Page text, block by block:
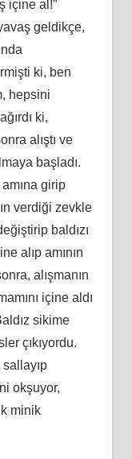
içine al!”
geldikçe,
ki, ben
hepsini
ki,
alıştı ve
başladı.
amına girip
verdiği zevkle
baldızı
alıp amının
alışmanın
içine aldı
sikime
çıkıyordu.
sallayıp
okşuyor,
minik